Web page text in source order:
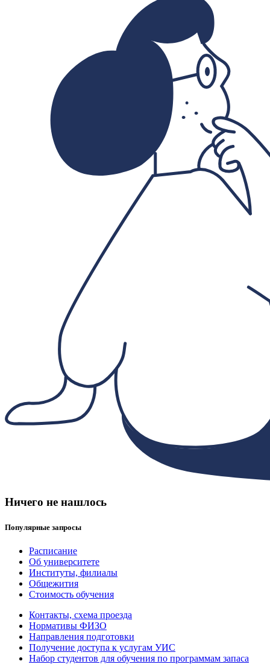
Ничего не нашлось
Популярные запросы
Расписание
Об университете
Институты, филиалы
Общежития
Стоимость обучения
Контакты, схема проезда
Нормативы ФИЗО
Направления подготовки
Получение доступа к услугам УИС
Набор студентов для обучения по программам запаса